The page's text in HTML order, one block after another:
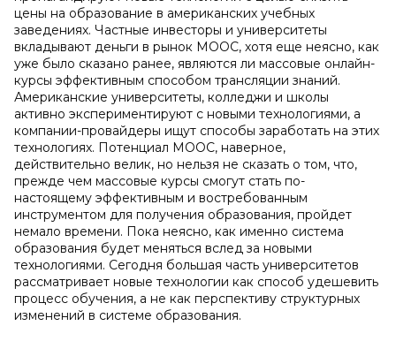
цены на образование в американских учебных
заведениях. Частные инвесторы и университеты
вкладывают деньги в рынок MOOC, хотя еще неясно, как
уже было сказано ранее, являются ли массовые онлайн-
курсы эффективным способом трансляции знаний.
Американские университеты, колледжи и школы
активно экспериментируют с новыми технологиями, а
компании-провайдеры ищут способы заработать на этих
технологиях. Потенциал MOOC, наверное,
действительно велик, но нельзя не сказать о том, что,
прежде чем массовые курсы смогут стать по-
настоящему эффективным и востребованным
инструментом для получения образования, пройдет
немало времени. Пока неясно, как именно система
образования будет меняться вслед за новыми
технологиями. Сегодня большая часть университетов
рассматривает новые технологии как способ удешевить
процесс обучения, а не как перспективу структурных
изменений в системе образования.